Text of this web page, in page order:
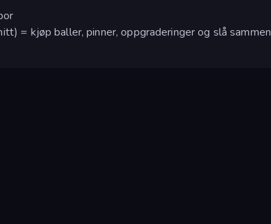
= kjøp baller, pinner, oppgraderinger og slå sammen